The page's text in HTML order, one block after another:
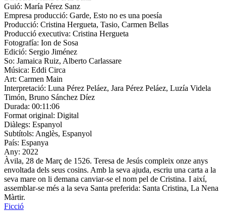
Guió: María Pérez Sanz
Empresa producció: Garde, Esto no es una poesía
Producció: Cristina Hergueta, Tasio, Carmen Bellas
Producció executiva: Cristina Hergueta
Fotografía: Ion de Sosa
Edició: Sergio Jiménez
So: Jamaica Ruiz, Alberto Carlassare
Música: Eddi Circa
Art: Carmen Main
Interpretació: Luna Pérez Peláez, Jara Pérez Peláez, Luzía Videla
Timón, Bruno Sánchez Díez
Durada: 00:11:06
Format original: Digital
Diàlegs: Espanyol
Subtítols: Anglès, Espanyol
País: Espanya
Any: 2022
Àvila, 28 de Març de 1526. Teresa de Jesús compleix onze anys
envoltada dels seus cosins. Amb la seva ajuda, escriu una carta a la
seva mare on li demana canviar-se el nom pel de Cristina. I així,
assemblar-se més a la seva Santa preferida: Santa Cristina, La Nena
Màrtir.
Ficció